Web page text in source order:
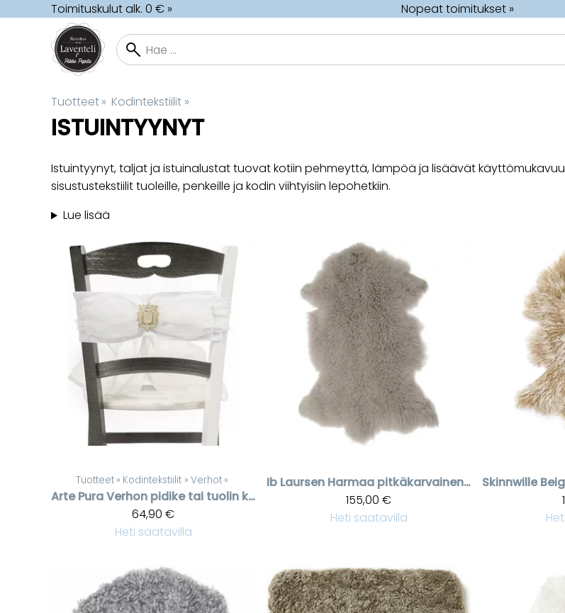
Toimituskulut alk. 0 € » Nopeat toimitukset »
Tuotteet‪» Kodintekstiilit ‪»
ISTUINTYYNYT
Istuintyynyt, taljat ja istuinalustat tuovat kotiin pehmeyttä, lämpöä ja lisäävät
sisustustekstiilit tuoleille, penkeille ja kodin viihtyisiin lepohetkiin.
Lue lisää
Tuotteet ‪» Kodintekstiilit ‪» Verhot ‪»
Arte Pura
Verhon pidike tai tuolin koriste
64,90 €
Heti saatavilla
Ib Laursen
Harmaa pitkäkarvainen talja
155,00 €
Heti saatavilla
Skinnwille